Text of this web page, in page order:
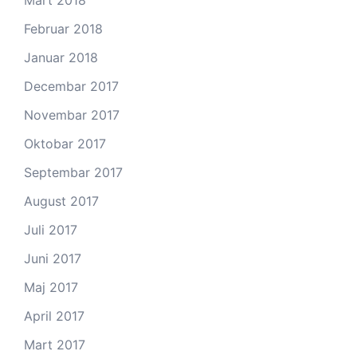
Februar 2018
Januar 2018
Decembar 2017
Novembar 2017
Oktobar 2017
Septembar 2017
August 2017
Juli 2017
Juni 2017
Maj 2017
April 2017
Mart 2017